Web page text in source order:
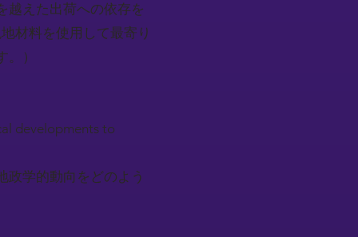
越えた出荷への依存を
材料を使用して最寄り
）
developments to
政学的動向をどのよう